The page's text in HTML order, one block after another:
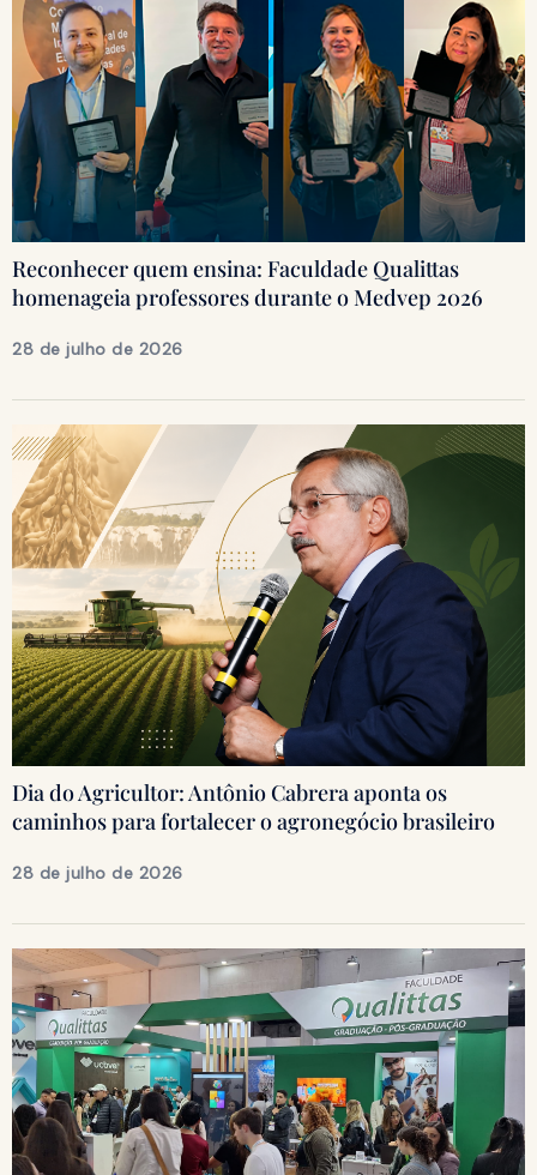
Reconhecer quem ensina: Faculdade Qualittas
homenageia professores durante o Medvep 2026
28 de julho de 2026
Dia do Agricultor: Antônio Cabrera aponta os
caminhos para fortalecer o agronegócio brasileiro
28 de julho de 2026